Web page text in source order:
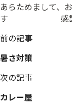
あらためまして、
す 感
投
ナ
ビ
ゲ
ー
前の記事
暑さ対策
次の記事
カレー屋